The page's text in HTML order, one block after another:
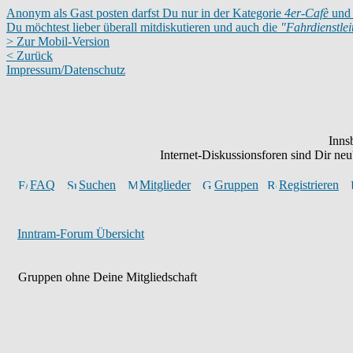
Anonym als Gast posten darfst Du nur in der Kategorie 4er-Cafè und
Du möchtest lieber überall mitdiskutieren und auch die
> Zur Mobil-Version
< Zurück
Impressum/Datenschutz
Internet-Diskussionsforen sind Dir
FAQ Suchen Mitglieder Gruppen Registrieren
Inntram-Forum Übersicht
Gruppen ohne Deine Mitgliedschaft